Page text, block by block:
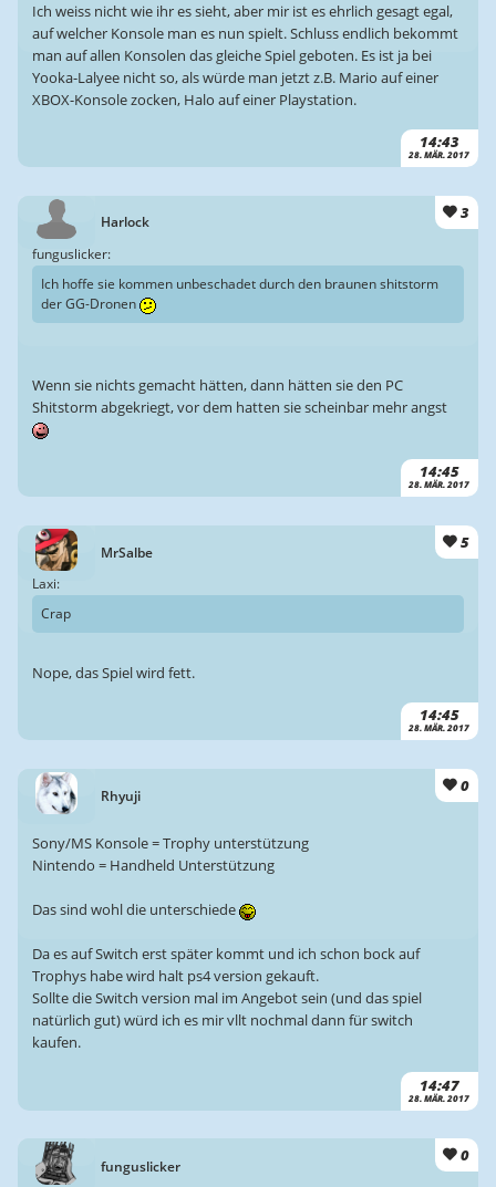
14:43
28. MÄR. 2017
Ich weiss nicht wie ihr es sieht, aber mir ist es ehrlich gesagt egal,
auf welcher Konsole man es nun spielt. Schluss endlich bekommt
man auf allen Konsolen das gleiche Spiel geboten. Es ist ja bei
Yooka-Lalyee nicht so, als würde man jetzt z.B. Mario auf einer
XBOX-Konsole zocken, Halo auf einer Playstation.
Harlock 3
14:45
28. MÄR. 2017
funguslicker:
Ich hoffe sie kommen unbeschadet durch den braunen shitstorm
der GG-Dronen
Wenn sie nichts gemacht hätten, dann hätten sie den PC
Shitstorm abgekriegt, vor dem hatten sie scheinbar mehr angst
MrSalbe
5
14:45
28. MÄR. 2017
Laxi:
Crap
Nope, das Spiel wird fett.
Rhyuji
0
14:47
28. MÄR. 2017
Sony/MS Konsole = Trophy unterstützung
Nintendo = Handheld Unterstützung
Das sind wohl die unterschiede
Da es auf Switch erst später kommt und ich schon bock auf
Trophys habe wird halt ps4 version gekauft.
Sollte die Switch version mal im Angebot sein (und das spiel
natürlich gut) würd ich es mir vllt nochmal dann für switch
kaufen.
funguslicker
0